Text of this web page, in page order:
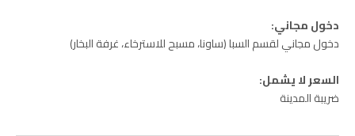
دخول مجاني:
دخول مجاني لقسم السبا (ساونا، مسبح للاسترخاء، غرفة البخار)
السعر لا يشمل:
ضريبة المدينة